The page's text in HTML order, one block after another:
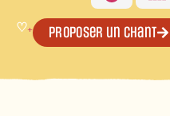
♡+ Proposer un chant